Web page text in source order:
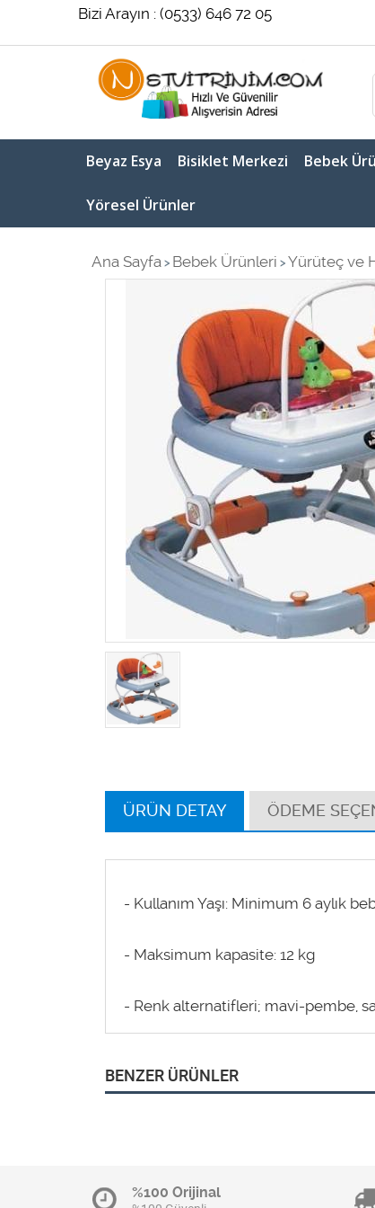
Bizi Arayın : (0533) 646 72 05
Beyaz Esya Bisiklet Merkezi Bebek
Yöresel Ürünler
Ana Sayfa > Bebek Ürünleri > Yürüteç ve
ÜRÜN DETAY ÖDEME
- Kullanım Yaşı: Minimum 6 aylık
- Maksimum kapasite: 12 kg
- Renk alternatifleri; mavi-pembe,
BENZER ÜRÜNLER
%100 Orijinal